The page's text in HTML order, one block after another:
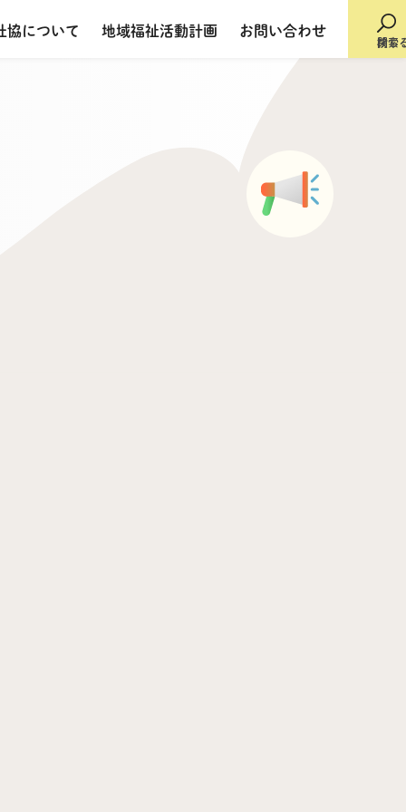
協について 地域福祉活動計画 お問い合わせ
検索
閉じ